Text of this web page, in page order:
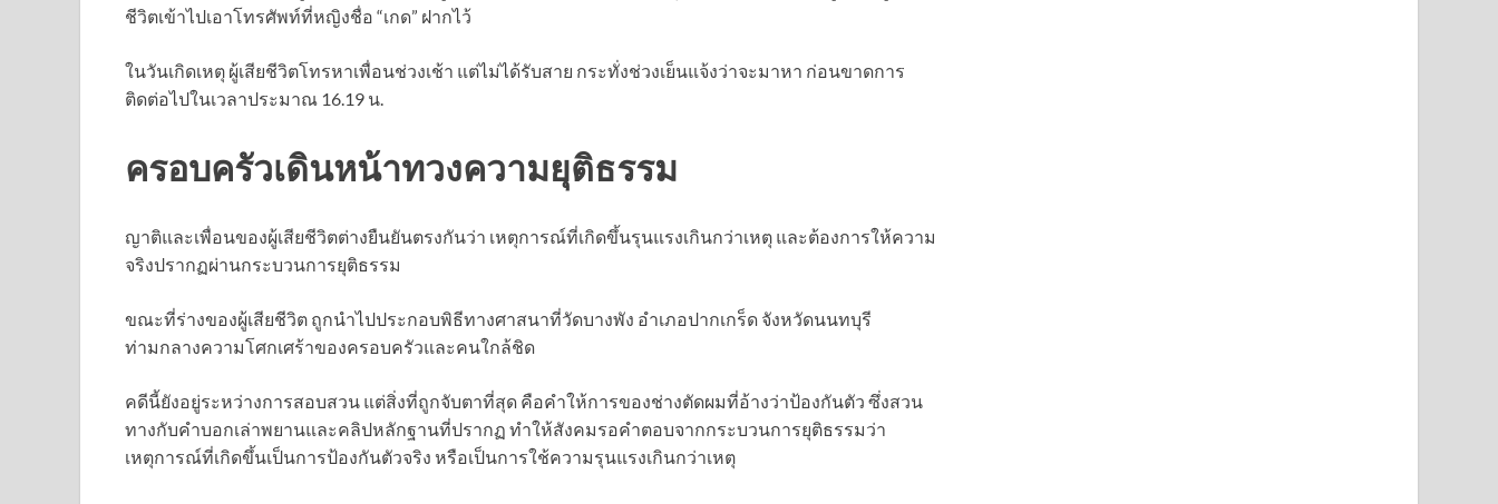
ชีวิตเข้าไปเอาโทรศัพท์ที่หญิงชื่อ “เกด” ฝากไว้
ในวันเกิดเหตุ ผู้เสียชีวิตโทรหาเพื่อนช่วงเช้า แต่ไม่ได้รับสาย กระทั่งช่วงเย็นแจ้งว่าจะมาหา ก่อนขาดการ
ติดต่อไปในเวลาประมาณ 16.19 น.
ครอบครัวเดินหน้าทวงความยุติธรรม
ญาติและเพื่อนของผู้เสียชีวิตต่างยืนยันตรงกันว่า เหตุการณ์ที่เกิดขึ้นรุนแรงเกินกว่าเหตุ และต้องการให้ความ
จริงปรากฏผ่านกระบวนการยุติธรรม
ขณะที่ร่างของผู้เสียชีวิต ถูกนำไปประกอบพิธีทางศาสนาที่วัดบางพัง อำเภอปากเกร็ด จังหวัดนนทบุรี
ท่ามกลางความโศกเศร้าของครอบครัวและคนใกล้ชิด
คดีนี้ยังอยู่ระหว่างการสอบสวน แต่สิ่งที่ถูกจับตาที่สุด คือคำให้การของช่างตัดผมที่อ้างว่าป้องกันตัว ซึ่งสวน
ทางกับคำบอกเล่าพยานและคลิปหลักฐานที่ปรากฏ ทำให้สังคมรอคำตอบจากกระบวนการยุติธรรมว่า
เหตุการณ์ที่เกิดขึ้นเป็นการป้องกันตัวจริง หรือเป็นการใช้ความรุนแรงเกินกว่าเหตุ